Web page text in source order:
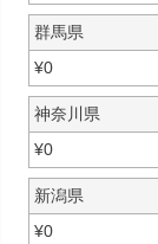
群馬県
¥0
神奈川県
¥0
新潟県
¥0